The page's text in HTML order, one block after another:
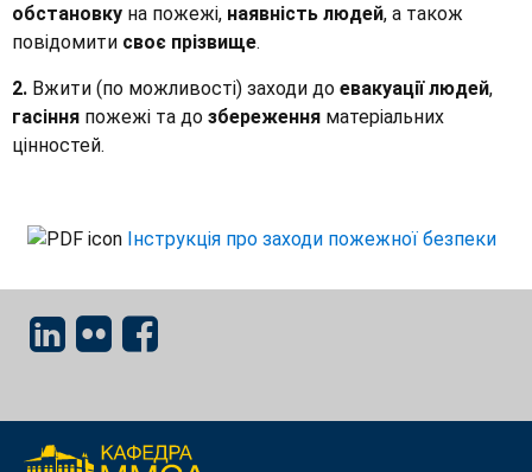
обстановку на пожежі, наявність людей, а також
повідомити своє прізвище.
2. Вжити (по можливості) заходи до евакуації людей,
гасіння пожежі та до збереження матеріальних
цінностей.
Інструкція про заходи пожежної безпеки